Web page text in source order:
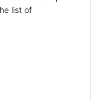
list of